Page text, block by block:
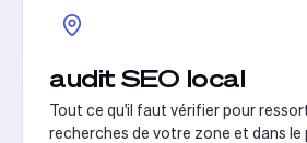
audit SEO local
Tout ce qu'il faut vérifier pour
recherches de votre zone et dans le